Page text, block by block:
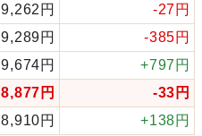
9,262円
-27円
9,289円
-385円
9,674円
+797円
8,877円
-33円
8,910円 +138円